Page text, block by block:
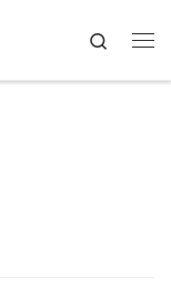
Search